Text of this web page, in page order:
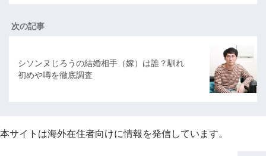
次の記事
シソンヌじろうの結婚相手（嫁）は誰？馴れ
初めや噂を徹底調査
本サイトは海外在住者向けに情報を発信しています。